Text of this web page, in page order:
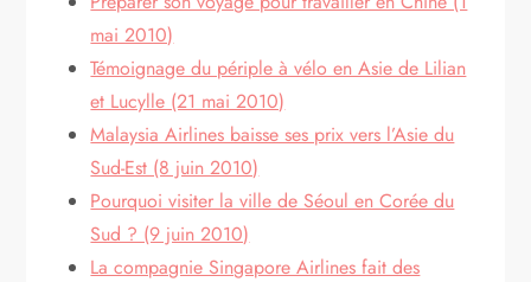
mai 2010)
Témoignage du périple à vélo en Asie de Lilian
et Lucylle (21 mai 2010)
Malaysia Airlines baisse ses prix vers l’Asie du
Sud-Est (8 juin 2010)
Pourquoi visiter la ville de Séoul en Corée du
Sud ? (9 juin 2010)
La compagnie Singapore Airlines fait des